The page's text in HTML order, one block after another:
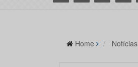
Home Notícias